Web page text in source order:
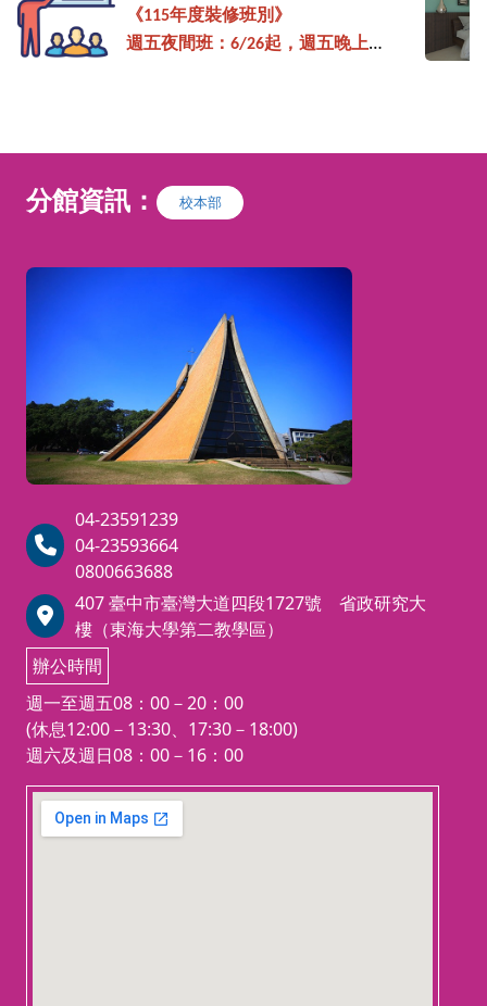
照班(週日班)
《115年度裝修班別》
週五夜間班：6/26起，週五晚上1
週日上午班：6/7起，週日上午09:
20-12:00
週三白天班：
8/12
定： 室內裝修施工人員,必須取得
「建築物室內裝修工程管理士證」
才能承接室內施工的業務。
「建築物室內設計」、「建築物室
內裝修工程管理」職類乙級技術士
技能檢定，主辦單位： 勞委會中
部辦公室http://skill.tcte.edu.tw/
★注意事項★
報名本班者可報考115年度「建築
物室內裝修工程管理」職類乙級技
術士考試，
簡章發售預計8/20~9/7
術科考試預計116年3月
分館資訊： 校本部
04-23591239
04-23593664
0800663688
407 臺中市臺灣大道四段1727號 省政研究大
樓（東海大學第二教學區）
辦公時間
週一至週五08：00－20：00
(休息12:00－13:30、17:30－18:00)
週六及週日08：00－16：00
123 movies
embedgooglemap.net